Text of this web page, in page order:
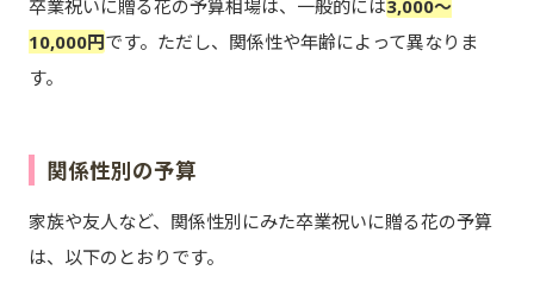
卒業祝いに贈る花の予算相場は、一般的には3,000～
10,000円です。ただし、関係性や年齢によって異なりま
す。
関係性別の予算
家族や友人など、関係性別にみた卒業祝いに贈る花の予算
は、以下のとおりです。